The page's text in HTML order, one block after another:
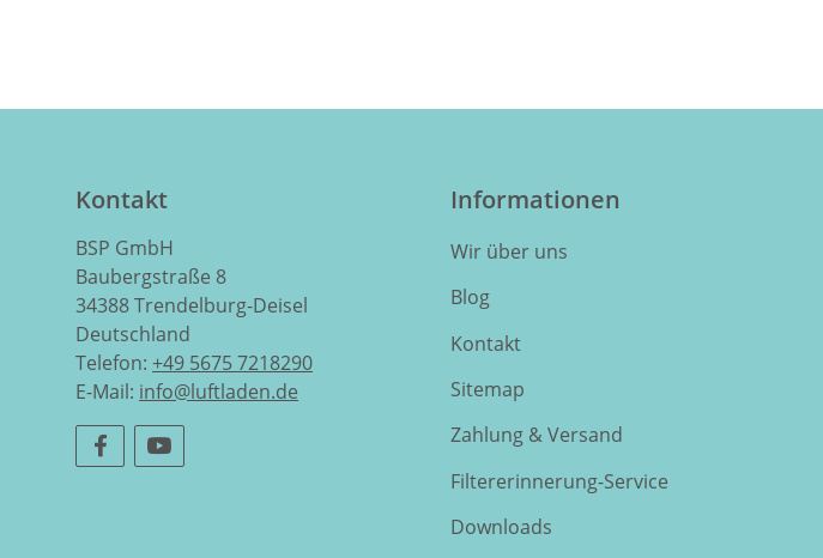
Kontakt
BSP GmbH
Baubergstraße 8
34388 Trendelburg-Deisel
Deutschland
Telefon: +49 5675 7218290
E-Mail: info@luftladen.de
Informationen
Wir über uns
Blog
Kontakt
Sitemap
Zahlung & Versand
Filtererinnerung-Service
Downloads